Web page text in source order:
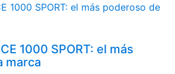
1000 SPORT: el más
marca